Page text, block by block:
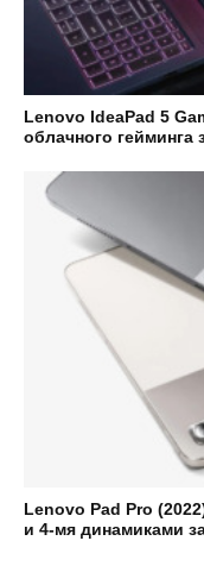
Lenovo IdeaPad 5
облачного гейминга
Lenovo Pad Pro
и 4-мя динамиками